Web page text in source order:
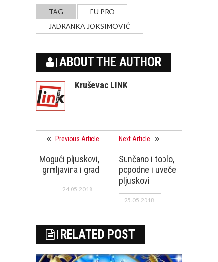
TAG
EU PRO
JADRANKA JOKSIMOVIĆ
ABOUT THE AUTHOR
Kruševac LINK
Previous Article
Mogući pljuskovi,
grmljavina i grad
24.05.2018.
Next Article
Sunčano i toplo,
popodne i uveče
pljuskovi
25.05.2018.
RELATED POST